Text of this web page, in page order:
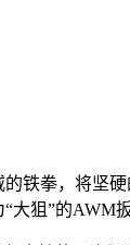
铁拳，将坚
狙”的AWM